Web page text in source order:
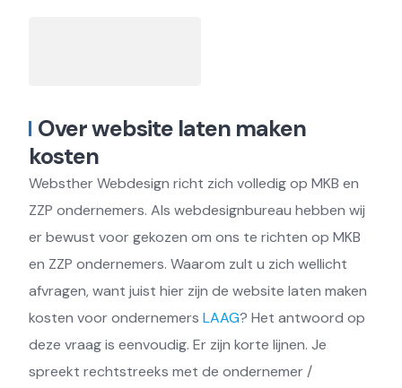
Over website laten maken
kosten
Websther Webdesign richt zich volledig op MKB en
ZZP ondernemers. Als webdesignbureau hebben wij
er bewust voor gekozen om ons te richten op MKB
en ZZP ondernemers. Waarom zult u zich wellicht
afvragen, want juist hier zijn de website laten maken
kosten voor ondernemers LAAG? Het antwoord op
deze vraag is eenvoudig. Er zijn korte lijnen. Je
spreekt rechtstreeks met de ondernemer /